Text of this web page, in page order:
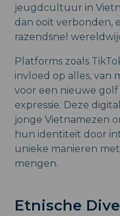
jeugdcultuur in
dan ooit verbonden,
razendsnel
Platforms zoals
invloed op alles, van
voor een nieuwe
expressie. Deze
jonge Vietnamezen
hun identiteit door
unieke manieren
mengen.
Etnische